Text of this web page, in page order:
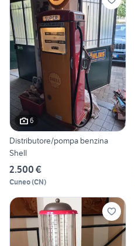
6
Distributore/pompa benzina
Shell
2.500 €
Cuneo(CN)